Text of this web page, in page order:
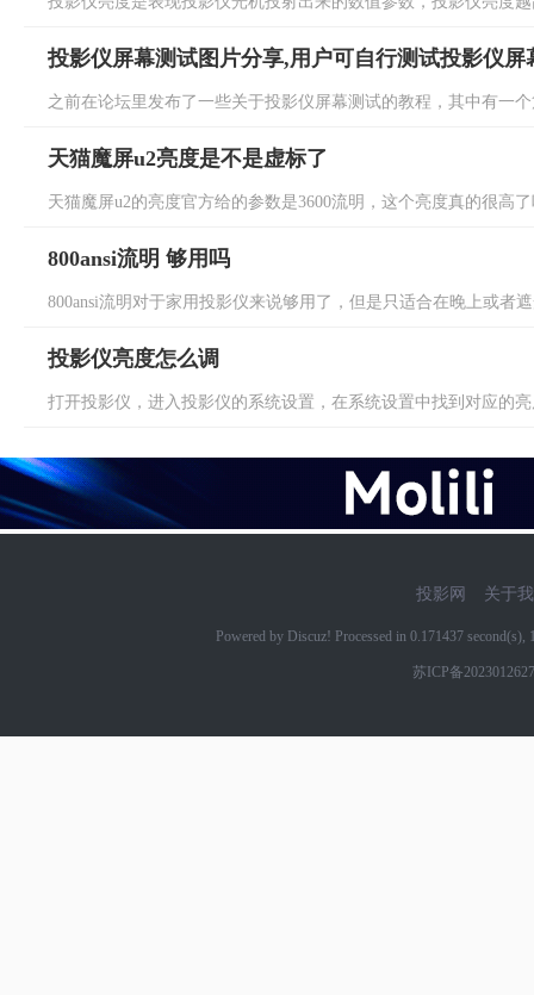
投影仪屏幕测试图片分享,用户可自行测试投影仪屏
之前在论坛里发布了一些关于投影仪屏幕测试的教程，其中有一
天猫魔屏u2亮度是不是虚标了
天猫魔屏u2的亮度官方给的参数是3600流明，这个亮度真的很高
800ansi流明 够用吗
800ansi流明对于家用投影仪来说够用了，但是只适合在晚上或者
投影仪亮度怎么调
打开投影仪，进入投影仪的系统设置，在系统设置中找到对应的
投影网 关于
Powered by Discuz! Processed in 0.171437
苏ICP备